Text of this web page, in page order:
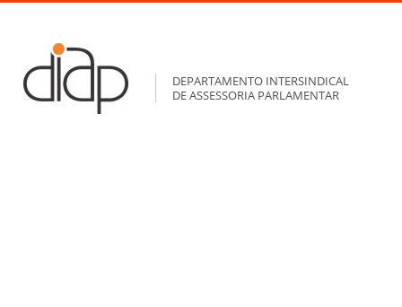
DEPARTAMENTO INTERSINDICAL
DE ASSESSORIA PARLAMENTAR